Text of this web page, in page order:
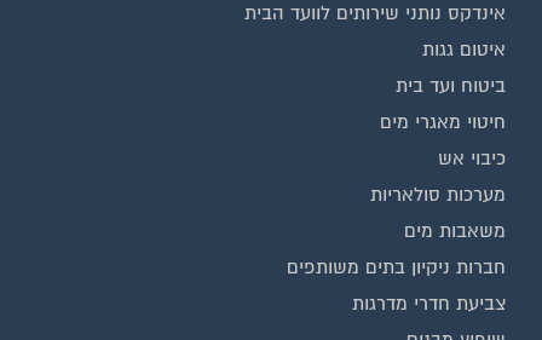
אינדקס נותני שירותים לוועד הבית
איטום גגות
ביטוח ועד בית
חיטוי מאגרי מים
כיבוי אש
מערכות סולאריות
משאבות מים
חברות ניקיון בתים משותפים
צביעת חדרי מדרגות